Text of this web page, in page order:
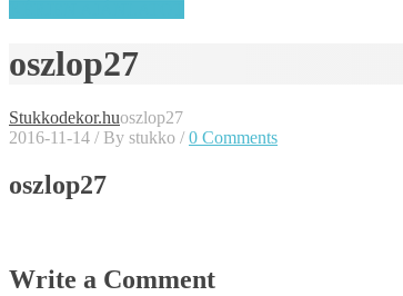
oszlop27
Stukkodekor.huoszlop27
2016-11-14 / By stukko / 0 Comments
oszlop27
Write a Comment